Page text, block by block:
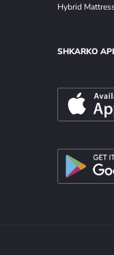
Hybrid
SHKARKO